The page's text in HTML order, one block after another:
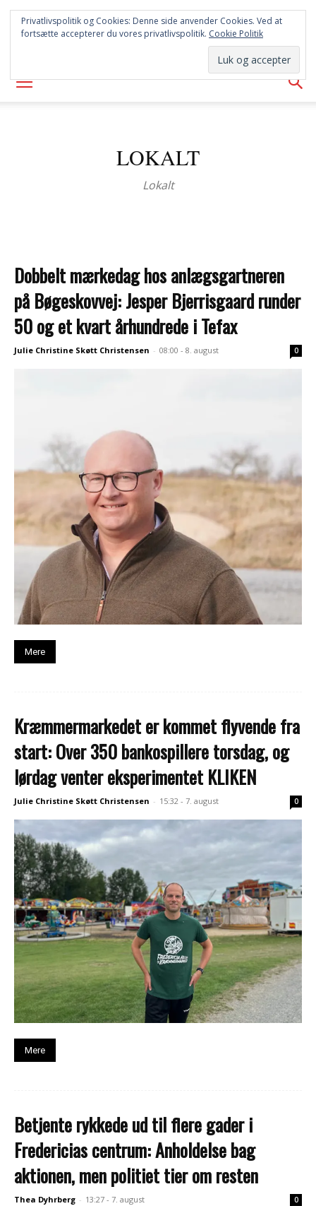
SYD
AVISEN
LOKALT
Lokalt
Dobbelt mærkedag hos anlægsgartneren
på Bøgeskovvej: Jesper Bjerrisgaard runder
50 og et kvart århundrede i Tefax
Julie Christine Skøtt Christensen - 08:00 - 8. august 0
Mere
Kræmmermarkedet er kommet flyvende fra
start: Over 350 bankospillere torsdag, og
lørdag venter eksperimentet KLIKEN
Julie Christine Skøtt Christensen - 15:32 - 7. august 0
Mere
Betjente rykkede ud til flere gader i
Fredericias centrum: Anholdelse bag
aktionen, men politiet tier om resten
Thea Dyhrberg - 13:27 - 7. august 0
Privatlivspolitik og Cookies: Denne side anvender Cookies. Ved at
fortsætte accepterer du vores privatlivspolitik. Cookie Politik